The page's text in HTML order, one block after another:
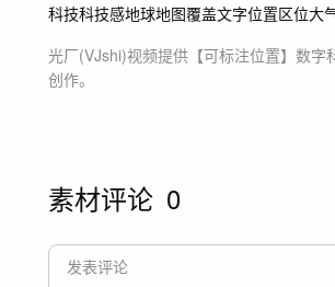
科技科技感地球地图覆盖文字位置区位大
光厂(VJshi)视频提供 【可标注位置】数
创作。
素材评论 0